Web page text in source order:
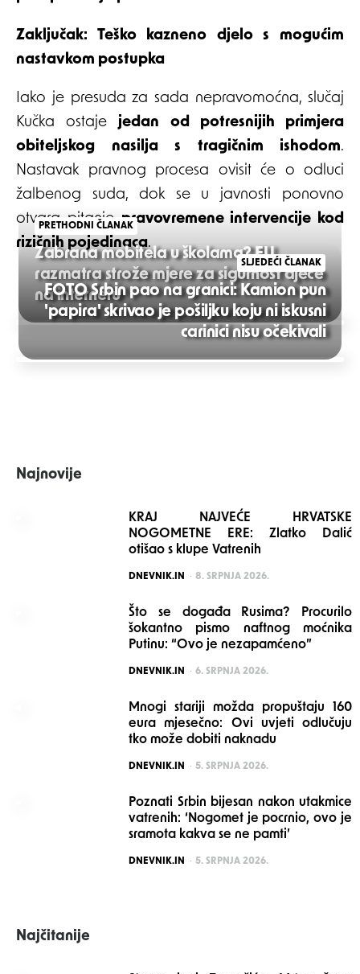
Zaključak: Teško kazneno djelo s mogućim
nastavkom postupka
Iako je presuda za sada nepravomoćna, slučaj
Kučka ostajejedan od potresnijih primjera
obiteljskog nasilja s tragičnim ishodom.
Nastavak pravnog procesa ovisit će o odluci
žalbenog suda, dok se u javnosti ponovno
otvara pitanjepravovremene intervencije kod
rizičnih pojedinaca.
Post
navigation
PRETHODNI ČLANAK
Zabrana mobitela u školama? EU
razmatra strože mjere za sigurnost djece
na internetu
SLJEDEĆI ČLANAK
FOTO Srbin pao na granici: Kamion pun
'papira' skrivao je pošiljku koju ni iskusni
carinici nisu očekivali
Najnovije
KRAJ NAJVEĆE HRVATSKE
NOGOMETNE ERE: Zlatko Dalić
otišao s klupe Vatrenih
POSTED
DNEVNIK.IN 8. SRPNJA 2026.
Što se događa Rusima? Procurilo
šokantno pismo naftnog moćnika
Putinu: “Ovo je nezapamćeno”
POSTED
DNEVNIK.IN 6. SRPNJA 2026.
Mnogi stariji možda propuštaju 160
eura mjesečno: Ovi uvjeti odlučuju
tko može dobiti naknadu
POSTED
DNEVNIK.IN 5. SRPNJA 2026.
Poznati Srbin bijesan nakon utakmice
vatrenih: ‘Nogomet je pocrnio, ovo je
sramota kakva se ne pamti’
POSTED
DNEVNIK.IN 5. SRPNJA 2026.
Najčitanije